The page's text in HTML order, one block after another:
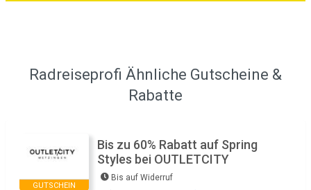
Radreiseprofi Ähnliche Gutscheine &
Rabatte
GUTSCHEIN
Bis zu 60% Rabatt auf Spring
Styles bei OUTLETCITY
Bis auf Widerruf